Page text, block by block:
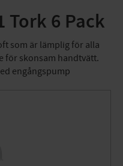
Tork 6 Pack
som är lämplig för alla
för skonsam handtvätt.
engångspump